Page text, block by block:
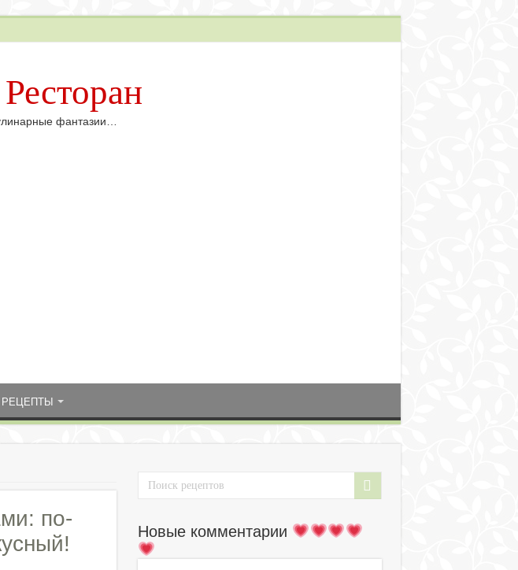
фантазии…
РЕЦЕПТЫ
по-
Новые комментарии